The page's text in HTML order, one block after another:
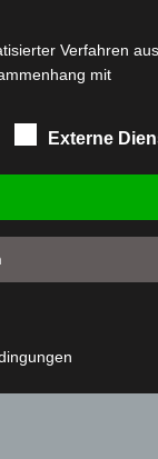
Verfahren
mit
Veränderung, das
Übermittlung,
oder die
gespeicherter
Daten
auf eine
Externe